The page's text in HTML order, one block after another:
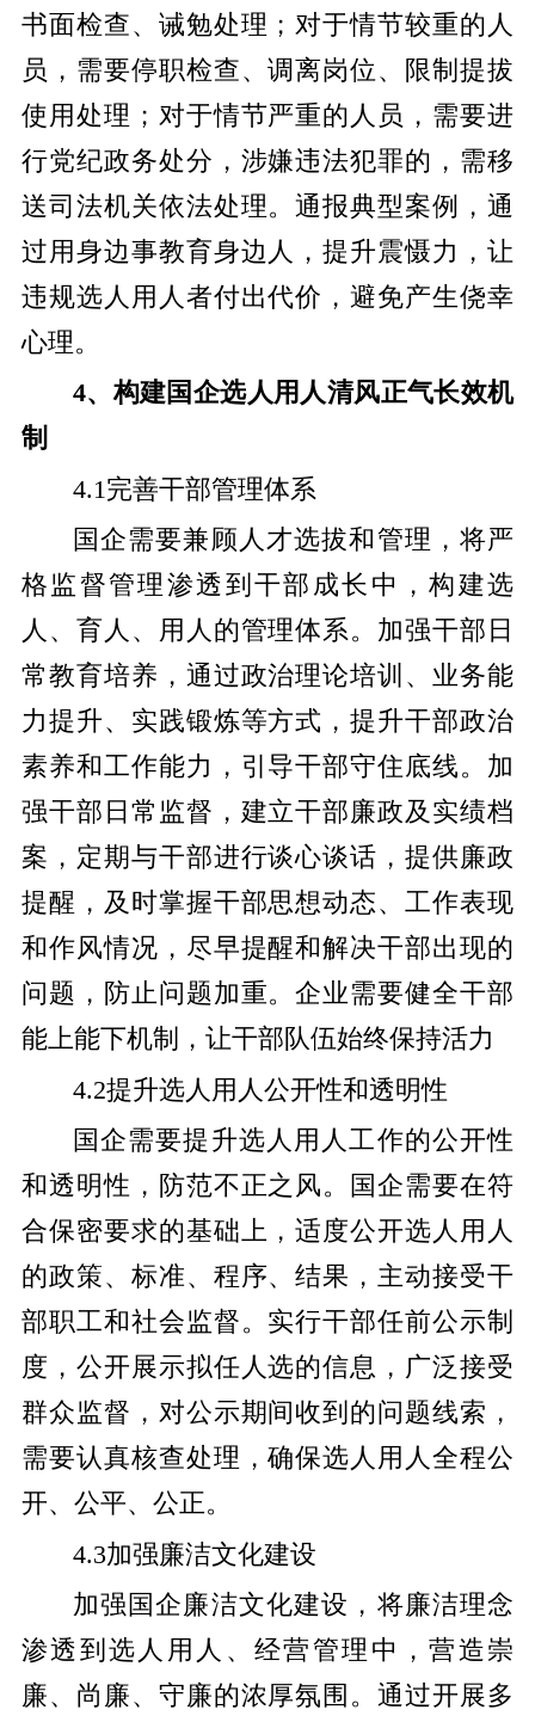
书面检查、诫勉处理；对于情节较重的人
员，需要停职检查、调离岗位、限制提拔
使用处理；对于情节严重的人员，需要进
行党纪政务处分，涉嫌违法犯罪的，需移
送司法机关依法处理。通报典型案例，通
过用身边事教育身边人，提升震慑力，让
违规选人用人者付出代价，避免产生侥幸
心理。
4、构建国企选人用人清风正气长效机
制
4.1完善干部管理体系
国企需要兼顾人才选拔和管理，将严
格监督管理渗透到干部成长中，构建选
人、育人、用人的管理体系。加强干部日
常教育培养，通过政治理论培训、业务能
力提升、实践锻炼等方式，提升干部政治
素养和工作能力，引导干部守住底线。加
强干部日常监督，建立干部廉政及实绩档
案，定期与干部进行谈心谈话，提供廉政
提醒，及时掌握干部思想动态、工作表现
和作风情况，尽早提醒和解决干部出现的
问题，防止问题加重。企业需要健全干部
能上能下机制，让干部队伍始终保持活力
4.2提升选人用人公开性和透明性
国企需要提升选人用人工作的公开性
和透明性，防范不正之风。国企需要在符
合保密要求的基础上，适度公开选人用人
的政策、标准、程序、结果，主动接受干
部职工和社会监督。实行干部任前公示制
度，公开展示拟任人选的信息，广泛接受
群众监督，对公示期间收到的问题线索，
需要认真核查处理，确保选人用人全程公
开、公平、公正。
4.3加强廉洁文化建设
加强国企廉洁文化建设，将廉洁理念
渗透到选人用人、经营管理中，营造崇
廉、尚廉、守廉的浓厚氛围。通过开展多